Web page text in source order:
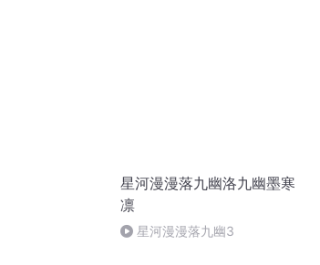
星河漫漫落九幽洛九幽墨寒
凛
星河漫漫落九幽3